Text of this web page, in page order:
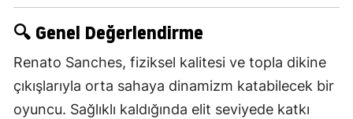
🔍 Genel Değerlendirme
Renato Sanches, fiziksel kalitesi ve topla dikine
çıkışlarıyla orta sahaya dinamizm katabilecek bir
oyuncu. Sağlıklı kaldığında elit seviyede katkı